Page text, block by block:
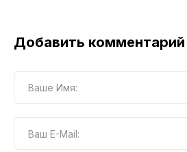
Добавить комментарий